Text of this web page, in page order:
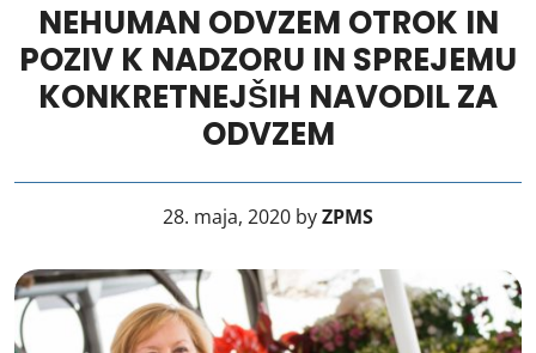
NEHUMAN ODVZEM OTROK IN
POZIV K NADZORU IN SPREJEMU
KONKRETNEJŠIH NAVODIL ZA
ODVZEM
28. maja, 2020 byZPMS